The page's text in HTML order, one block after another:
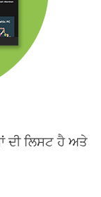
ਦੀ ਲਿਸਟ ਹੈ ਅਤੇ